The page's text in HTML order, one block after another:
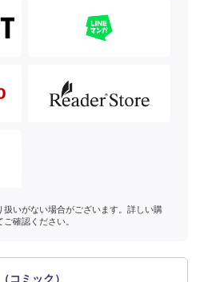
いがない場合がございます。詳しい購
確認ください。
コミック）